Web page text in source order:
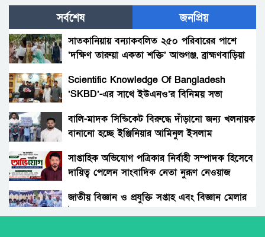
হাকিমপুরসহ ৪ উপজেলায় বিএনপির এমপি প্রার্থী ডাঃ
জাহিদের ব্যাবস্থাপনায় ফ্রী মেডিকেল ক্যাম্প ও ঔষধ
বিতরণ।
গ্রহন।
দোরগোড়ায় এক নতুন অধ্যায়ের সূচনা।
বিচারকের স্ত্রীকে কুপিয়ে জখম, ছেলেকে হত্যা করল
পরিচিত যুবক।
আওয়ামী’লীগের অবরোধের বিরুদ্ধে কঠোর অবস্থান
ছিলো জামায়াত ইসলামীর।
সর্বশেষ জনপ্রিয়
সাতকানিয়ায় বন্যাকবলিত ২৫০ পরিবারের পাশে
‘দক্ষিণ তারুয়া একতা শক্তি’ আশুগঞ্জ, ব্রাহ্মণবাড়িয়া
Scientific Knowledge Of Bangladesh
‘SKBD’-এর সাথে ইউএনও’র বিনিময় সভা
বালি-মাদক সিন্ডিকেট বিরুদ্ধে দাঁড়ানো জন্য খলনায়ক
বানানো হচ্ছে ইঞ্জিনিয়ার আমিনুল ইসলাম
সাপ্তাহিক অভিযোগ পত্রিকার নির্বাহী সম্পাদক হিসেবে
দায়িত্ব পেলেন সাংবাদিক নেতা নুরূণ নেওয়াজ
জাতীয় বিজ্ঞান ও প্রযুক্তি সপ্তাহ এবং বিজ্ঞান মেলার